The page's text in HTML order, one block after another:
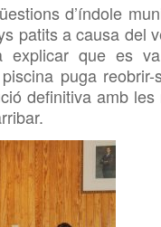
d’índole
patits a causa del
explicar que es
puga
definitiva amb les